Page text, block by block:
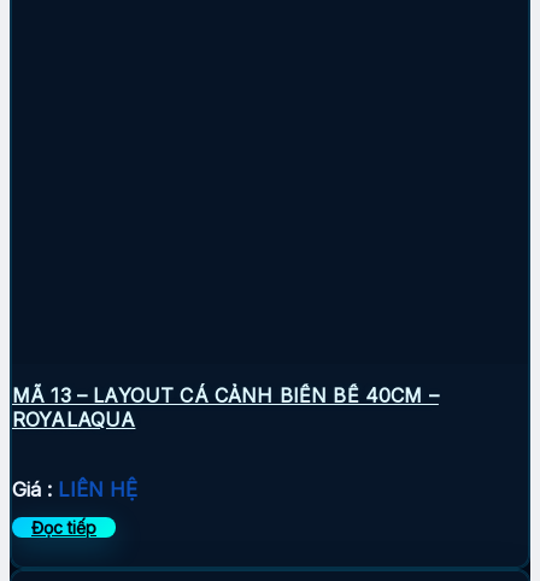
MÃ 13 – LAYOUT CÁ CẢNH BIỂN BỂ 40CM –
ROYALAQUA
Giá : LIÊN HỆ
Đọc tiếp